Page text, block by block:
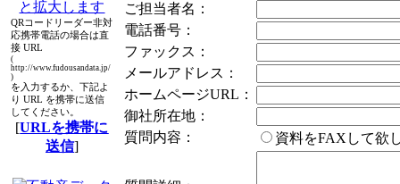
QRコードリーダー非対
応携帯電話の場合は直
接 URL
(
http://www.fudousandata.jp/
)
を入力するか、下記よ
り URL を携帯に送信
してください。
[URLを携帯に
送信]
ご担当者名：
電話番号：
ファックス：
メールアドレス：
ホームページURL：
御社所在地：
質問内容：
資料をFAXして